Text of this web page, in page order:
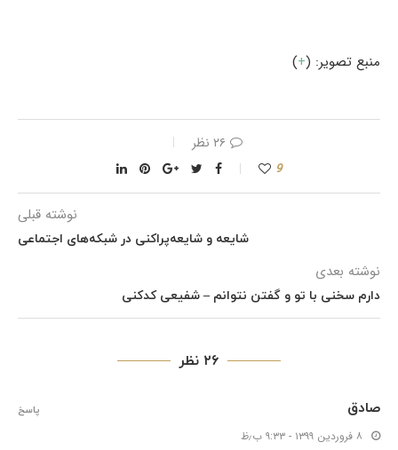
منبع تصویر: (+
)
۲۶ نظر
9
نوشته قبلی
شایعه و شایعه‌پراکنی در شبکه‌های اجتماعی
نوشته بعدی
دارم سخنی با تو و گفتن نتوانم – شفیعی کدکنی
۲۶ نظر
صادق
۸ فروردین ۱۳۹۹ - ۹:۳۳ ب٫ظ
پاسخ